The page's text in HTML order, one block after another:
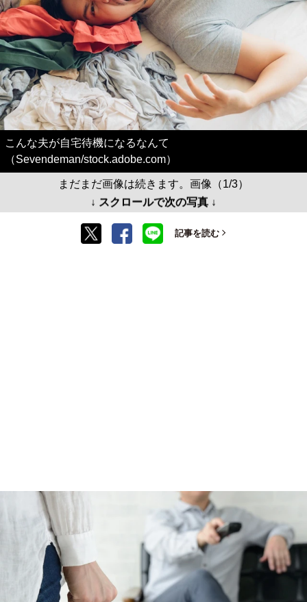
こんな夫が自宅待機になるなんて
（Sevendeman/stock.adobe.com）
まだまだ画像は続きます。画像（1/3）
↓ スクロールで次の写真 ↓
記事を読む